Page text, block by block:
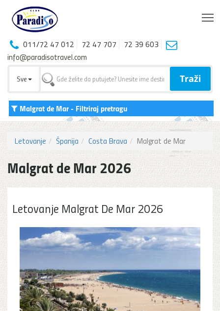
011/72 47 012 72 47 707
72 39 603
info@paradisotravel.com
Sve Traži
Malgrat de Mar- Filtriraj pretragu
Letovanje Španija Costa Brava Malgrat de Mar
Malgrat de Mar 2026
Letovanje Malgrat De Mar 2026